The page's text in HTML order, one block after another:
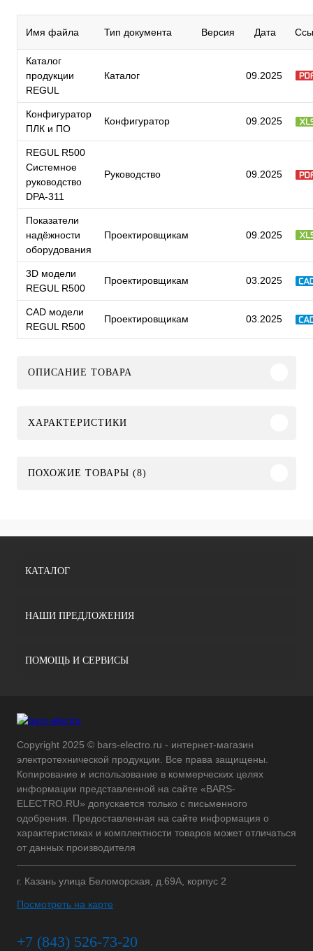
Имя файла Тип документа Версия Дата
Каталог
продукции
REGUL
Каталог 09.2025
Конфигуратор
ПЛК и ПО
Конфигуратор 09.2025
REGUL R500
Системное
руководство
DPA-311
Руководство 09.2025
Показатели
надёжности
оборудования
Проектировщикам 09.2025
3D модели
REGUL R500
Проектировщикам 03.2025
CAD модели
REGUL R500
Проектировщикам 03.2025
ОПИСАНИЕ ТОВАРА
ХАРАКТЕРИСТИКИ
ПОХОЖИЕ ТОВАРЫ (8)
КАТАЛОГ
НАШИ ПРЕДЛОЖЕНИЯ
ПОМОЩЬ И СЕРВИСЫ
Copyright 2025 © bars-electro.ru - интернет-магазин
электротехнической продукции. Все права защищены.
Копирование и использование в коммерческих целях
информации представленной на сайте «BARS-
ELECTRO.RU» допускается только с письменного
одобрения. Предоставленная на сайте информация о
характеристиках и комплектности товаров может отличаться
от данных производителя
г. Казань улица Беломорская, д.69А, корпус 2
Посмотреть на карте
+7 (843) 526-73-20